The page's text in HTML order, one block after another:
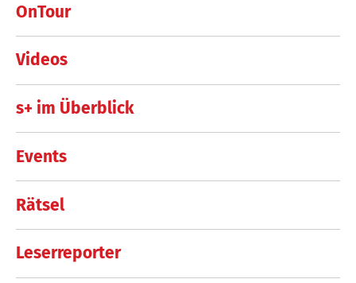
OnTour
Videos
s+ im Überblick
Events
Rätsel
Leserreporter